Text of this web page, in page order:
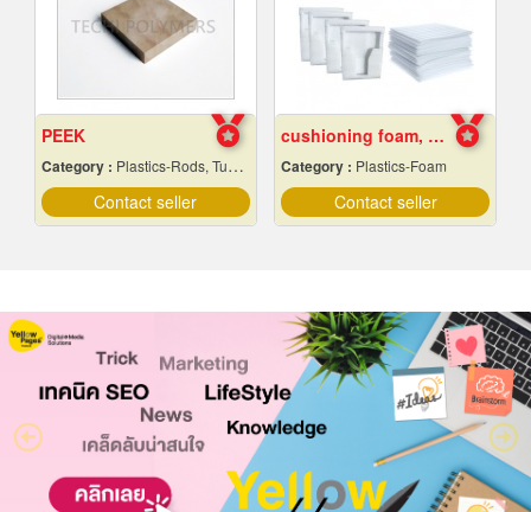
PEEK
Category : Plastics-Rods, Tubes, Sheets, Etc, Supply Centers
Contact seller
cushioning foam, foam rolls, Chonburi
Category : Plastics-Foam
Contact seller